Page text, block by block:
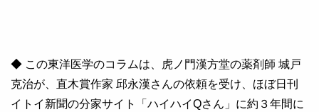
◆ この東洋医学のコラムは、虎ノ門漢方堂の薬剤師 城戸
克治が、直木賞作家 邱永漢さんの依頼を受け、ほぼ日刊
イトイ新聞の分家サイト「ハイハイQさん」に約３年間に